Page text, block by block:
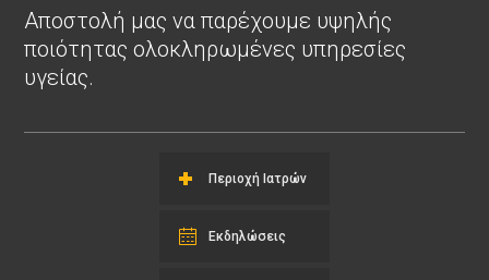
Αποστολή μας να παρέχουμε υψηλής
ποιότητας ολοκληρωμένες υπηρεσίες
υγείας.
Περιοχή Ιατρών
Εκδηλώσεις